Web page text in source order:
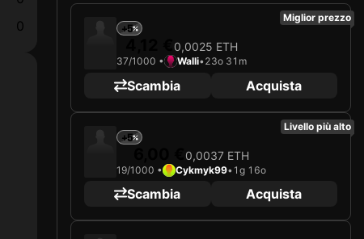
0
Miglior prezzo
+5
0,0025 ETH
37/1000 • Walli•23o 31m
Scambia Acquista
Livello più alto
+5
0,0037 ETH
19/1000 • Cykmyk99• 1g 16o
Scambia Acquista